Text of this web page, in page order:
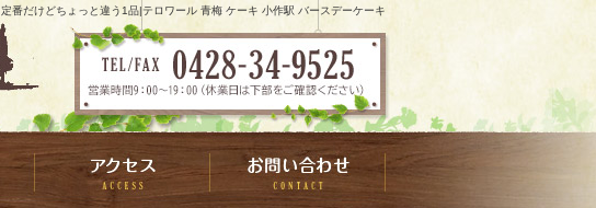
定番だけどちょっと違う1品|テロワール 青梅 ケーキ 小作駅 バースデーケーキ